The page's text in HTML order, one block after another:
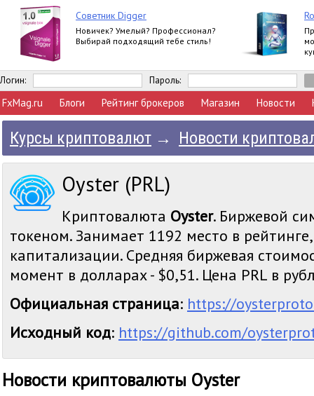
Советник Digger
Новичек? Умелый? Профессионал?
Выбирай подходящий тебе стиль!
Логин: Пароль:
FxMag.ru Блоги Рейтинг брокеров Магазин Новости
Курсы криптовалют → Новости
Oyster (PRL)
Криптовалюта Oyster. Биржевой
токеном. Занимает 1192 место в
капитализации. Средняя биржевая
момент в долларах - $0,51. Цена PRL в
Официальная страница: https://
Исходный код: https://github.com/
Новости криптовалюты Oyster